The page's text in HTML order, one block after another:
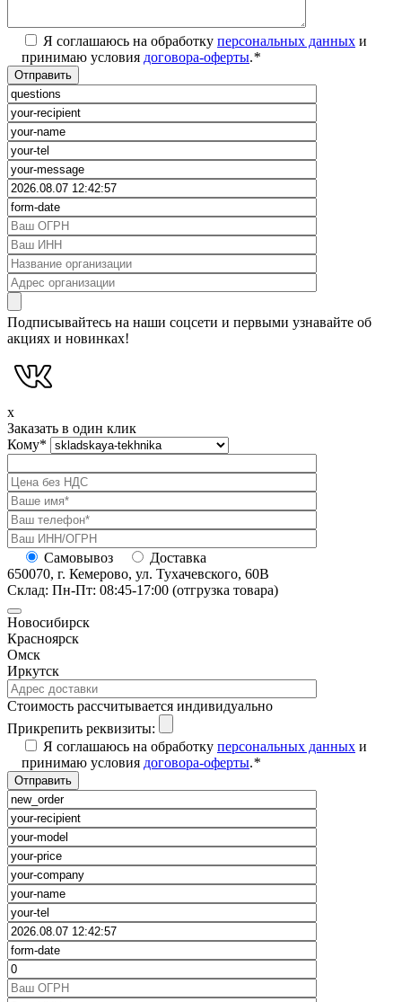
Я соглашаюсь на обработку персональных данных и
принимаю условия договора-оферты.*
Подписывайтесь на наши соцсети и первыми узнавайте об
акциях и новинках!
x
Заказать в один клик
Кому*
Самовывоз
Доставка
650070, г. Кемерово, ул. Тухачевского, 60В
Склад: Пн-Пт: 08:45-17:00 (отгрузка товара)
Новосибирск
Красноярск
Омск
Иркутск
Cтоимость рассчитывается индивидуально
Прикрепить реквизиты:
Я соглашаюсь на обработку персональных данных и
принимаю условия договора-оферты.*